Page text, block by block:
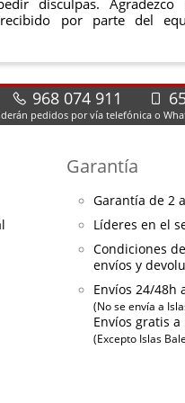
por parte del
968 074 911
pedidos por vía telefónica o
Garantía
Garantía de 2
Líderes en el
Condiciones
envíos y
Envíos 24/48h
(No se envía a
Envíos gratis
(Excepto Islas